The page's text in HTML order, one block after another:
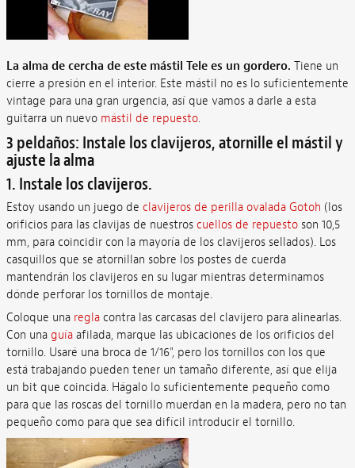
La alma de cercha de este mástil Tele es un gordero. Tiene un
cierre a presión en el interior. Este mástil no es lo suficientemente
vintage para una gran urgencia, así que vamos a darle a esta
guitarra un nuevo mástil de repuesto.
3 peldaños: Instale los clavijeros, atornille el mástil y
ajuste la alma
1. Instale los clavijeros.
Estoy usando un juego de clavijeros de perilla ovalada Gotoh (los
orificios para las clavijas de nuestros cuellos de repuestoson 10,5
mm, para coincidir con la mayoría de los clavijeros sellados). Los
casquillos que se atornillan sobre los postes de cuerda
mantendrán los clavijeros en su lugar mientras determinamos
dónde perforar los tornillos de montaje.
Coloque una reglacontra las carcasas del clavijero para alinearlas.
Con una guíaafilada, marque las ubicaciones de los orificios del
tornillo. Usaré una broca de 1/16", pero los tornillos con los que
está trabajando pueden tener un tamaño diferente, así que elija
un bit que coincida. Hágalo lo suficientemente pequeño como
para que las roscas del tornillo muerdan en la madera, pero no tan
pequeño como para que sea difícil introducir el tornillo.